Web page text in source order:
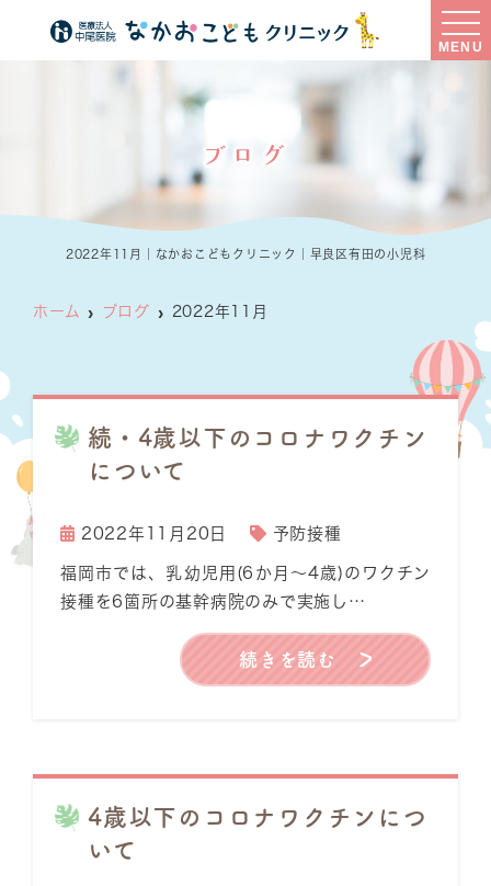
MENU
ブログ
2022年11月｜なかおこどもクリニック｜早良区有田の小児科
ホーム ブログ 2022年11月
続・4歳以下のコロナワクチン
について
2022年11月20日 予防接種
福岡市では、乳幼児用(6か月〜4歳)のワクチン
接種を6箇所の基幹病院のみで実施し…
続きを読む
4歳以下のコロナワクチンにつ
いて